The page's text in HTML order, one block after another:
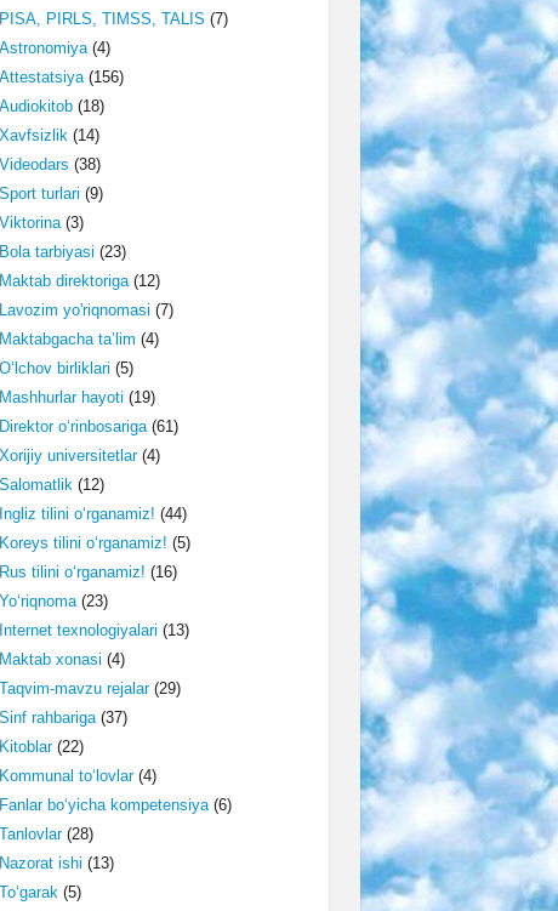
PISA, PIRLS, TIMSS, TALIS (7)
Astronomiya(4)
Attestatsiya(156)
Audiokitob(18)
Xavfsizlik(14)
Videodars (38)
Sport turlari (9)
Viktorina(3)
Bola tarbiyasi (23)
Maktab direktoriga(12)
Lavozim yo'riqnomasi (7)
Maktabgacha ta’lim (4)
O‘lchov birliklari (5)
Mashhurlar hayoti (19)
Direktor o‘rinbosariga(61)
Xorijiy universitetlar(4)
Salomatlik(12)
Ingliz tilini o‘rganamiz! (44)
Koreys tilini o‘rganamiz! (5)
Rus tilini o‘rganamiz! (16)
Yo‘riqnoma(23)
Internet texnologiyalari (13)
Maktab xonasi (4)
Taqvim-mavzu rejalar(29)
Sinf rahbariga(37)
Kitoblar(22)
Kommunal to‘lovlar(4)
Fanlar bo‘yicha kompetensiya(6)
Tanlovlar(28)
Nazorat ishi (13)
To‘garak(5)